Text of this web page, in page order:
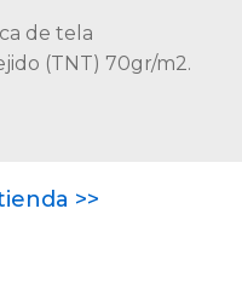
de tela
(TNT) 70gr/m2.
>>